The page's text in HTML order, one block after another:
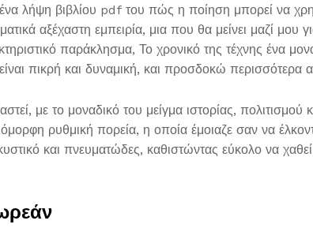
λήψη βιβλίου pdf του πώς η ποίηση μπορεί να
αξέχαστη εμπειρία, μια που θα μείνει μαζί
παράκλησμα, Το χρονικό της τέχνης ένα
πικρή και δυναμική, και προσδοκώ
με το μοναδικό του μείγμα ιστορίας,
ρυθμική πορεία, η οποία έμοιαζε σαν να
και πνευματώδες, καθιστώντας εύκολο να